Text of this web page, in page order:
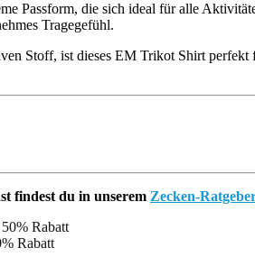
Passform, die sich ideal für alle
Tragegefühl.
Stoff, ist dieses EM Trikot Shirt
findest du in unserem Zecken-
Rabatt